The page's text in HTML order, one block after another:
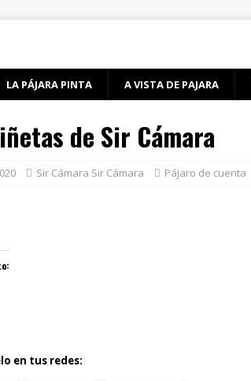
LA PÁJARA PINTA A VISTA DE PAJARA
de Sir Cámara
Sir Cámara Sir Cámara Pájaro de cuenta
en tus redes: